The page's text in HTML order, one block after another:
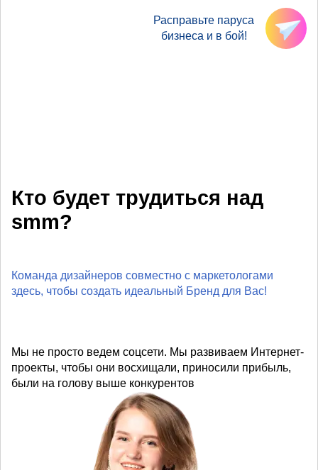
Расправьте паруса
бизнеса и в бой!
Кто будет трудиться над
smm?
Команда дизайнеров совместно с маркетологами
здесь, чтобы создать идеальный Бренд для Вас!
Мы не просто ведем соцсети. Мы развиваем Интернет-
проекты, чтобы они восхищали, приносили прибыль,
были на голову выше конкурентов